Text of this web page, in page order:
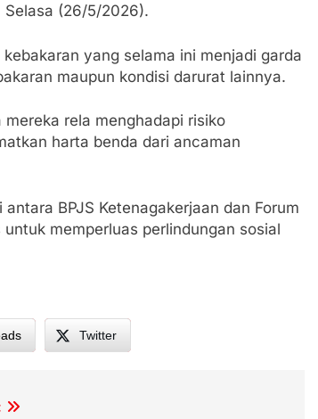
Selasa (26/5/2026).
yang selama ini menjadi garda
maupun kondisi darurat lainnya.
rela menghadapi risiko
harta benda dari ancaman
BPJS Ketenagakerjaan dan Forum
memperluas perlindungan sosial
Twitter